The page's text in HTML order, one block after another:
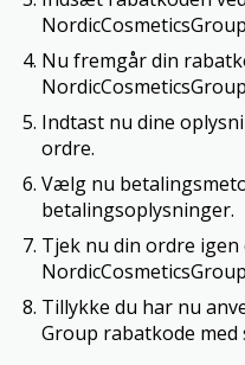
Nu fremgår din
Indtast nu dine
ordre.
Vælg nu
betalingsoplysninger.
Tjek nu din ordre
Tillykke du har nu
Group rabatkode med